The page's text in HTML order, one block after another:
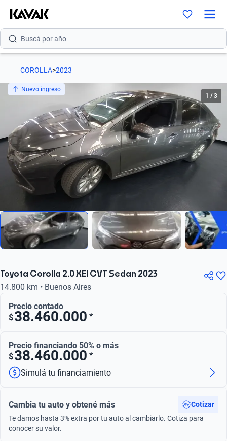
Buscá por versión
Buscá por año
COROLLA>2023
Nuevo ingreso
1 /3
Toyota Corolla 2.0 XEI CVT Sedan 2023
14.800 km • Buenos Aires
Precio contado
$38.460.000 *
Precio financiando 50% o más
$38.460.000 *
Simulá tu financiamiento
Cambia tu auto y obtené más
Cotizar
Te damos hasta 3% extra por tu auto al cambiarlo. Cotiza para
conocer su valor.